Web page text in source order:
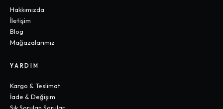
Hakkımızda
İletişim
Blog
Mağazalarımız
YARDIM
Kargo & Teslimat
İade & Değişim